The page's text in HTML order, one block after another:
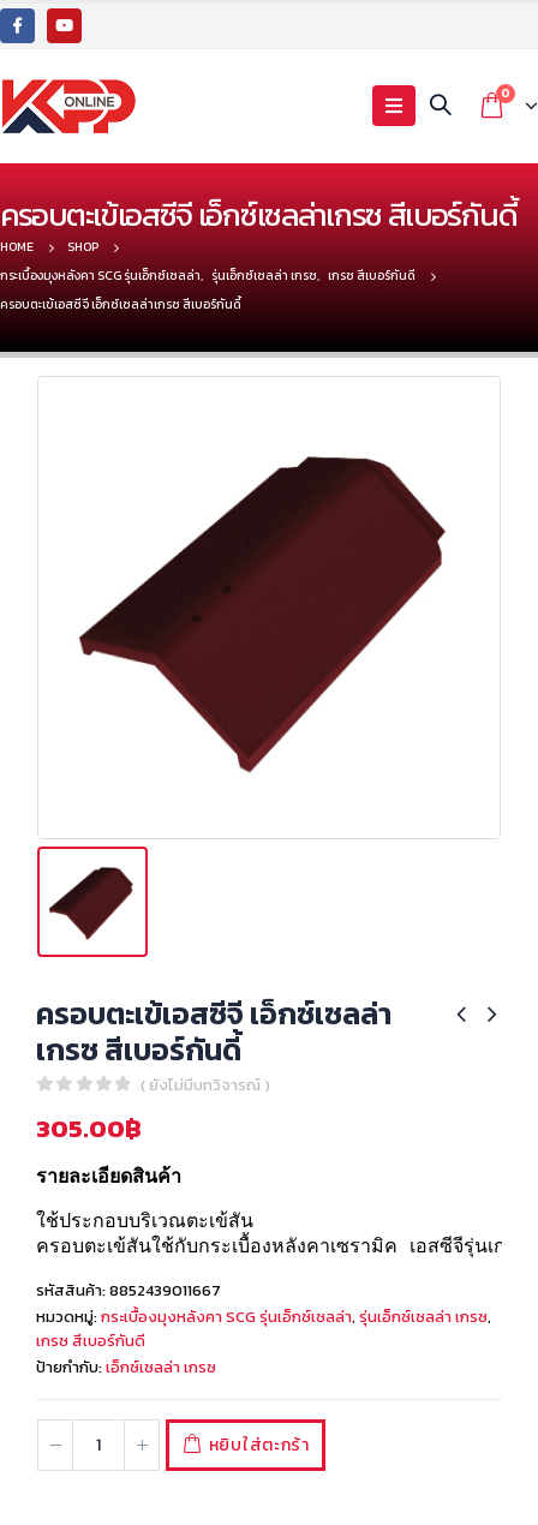
0
ครอบตะเข้เอสซีจี เอ็กซ์เซลล่าเกรซ สีเบอร์กันดี้
HOME
SHOP
กระเบื้องมุงหลังคา SCG รุ่นเอ็กซ์เซลล่า, รุ่นเอ็กซ์เซลล่า เกรซ, เกรซ สีเบอร์กันดี
ครอบตะเข้เอสซีจี เอ็กซ์เซลล่าเกรซ สีเบอร์กันดี้
ครอบตะเข้เอสซีจี เอ็กซ์เซลล่า
เกรซ สีเบอร์กันดี้
( ยังไม่มีบทวิจารณ์ )
305.00฿
รายละเอียดสินค้า
ใช้ประกอบบริเวณตะเข้สัน
ครอบตะเข้สันใช้กับกระเบื้องหลังคาเซรามิค เอสซีจีรุ่นเกรซ
รหัสสินค้า:8852439011667
หมวดหมู่:กระเบื้องมุงหลังคา SCG รุ่นเอ็กซ์เซลล่า, รุ่นเอ็กซ์เซลล่า เกรซ,
เกรซ สีเบอร์กันดี
ป้ายกำกับ:เอ็กซ์เซลล่า เกรซ
หยิบใส่ตะกร้า